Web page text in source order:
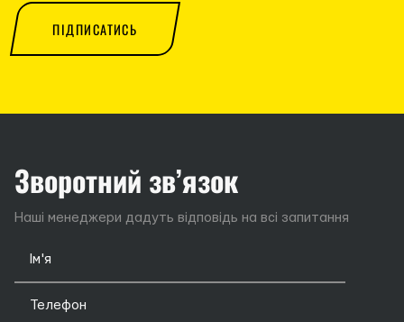
ПІДПИСАТИСЬ
Зворотний зв’язок
Наші менеджери дадуть відповідь на всі запитання